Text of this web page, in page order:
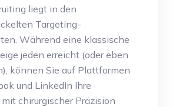
liegt in den
Targeting-
Während eine klassische
jeden erreicht (oder eben
können Sie auf Plattformen
und LinkedIn Ihre
chirurgischer Präzision